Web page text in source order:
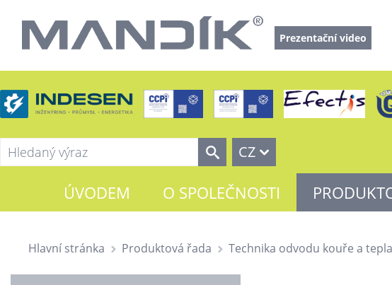
Prezentační video
CZ
ÚVODEM O SPOLEČNOSTI
Hlavní stránka Produktová řada Technika odvodu kouře a tepla